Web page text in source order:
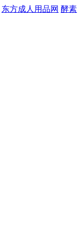
东方成人用品网 酵素